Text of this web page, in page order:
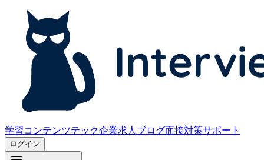
学習コンテンツテック企業求人 ブログ面接対策サポート
ログイン